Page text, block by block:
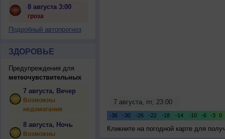
8 августа 3:00
гроза
Подробный автопрогноз
ЗДОРОВЬЕ
Предупреждения для
метеочувствительных
7 августа, Вечер
Возможны
недомогания
8 августа, Ночь
Возможны
Кликните на погодной карте для